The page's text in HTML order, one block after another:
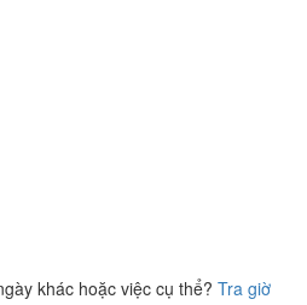
khác hoặc việc cụ thể? Tra giờ